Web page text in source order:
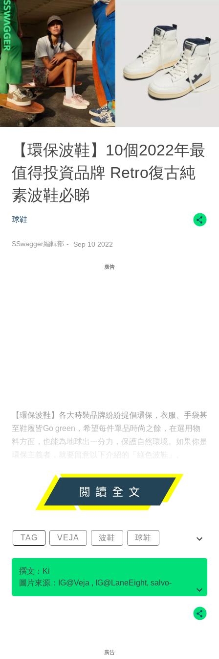
【環保波鞋】10個2022年最
值得投資品牌 Retro復古純
素波鞋必睇
球鞋
SSwagger編輯部 Sep 10 2022
廣告
【環保波鞋】各大時裝品牌紛紛提倡環保，衣服、手袋甚
至鞋履皆Go green，希望每件單品時尚之餘，在選用物
料方面，也能為地球出一分力，保護自然環境。如果你是
環保主義者，就要留意以下介紹的「綠色波鞋」。
TAG VEJA 波鞋 球鞋
環保波鞋
撰文：Ki
圖片來源：IG@Veja , IG@LaneEight, salvo-
store.com官網圖片, Flamingo's Life官網圖片,
廣告